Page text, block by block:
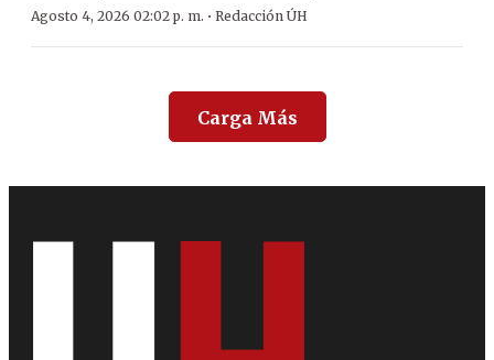
Agosto 4, 2026 02:02 p. m. · Redacción ÚH
Carga Más